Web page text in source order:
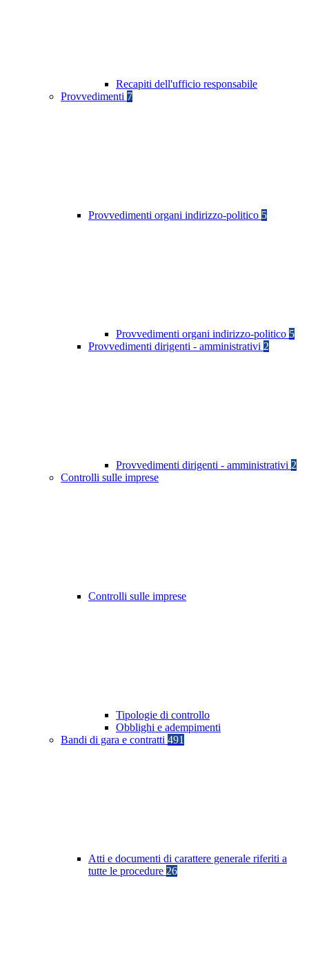
Recapiti dell'ufficio responsabile
Provvedimenti 7
Provvedimenti organi indirizzo-politico 5
Provvedimenti organi indirizzo-politico 5
Provvedimenti dirigenti - amministrativi 2
Provvedimenti dirigenti - amministrativi 2
Controlli sulle imprese
Controlli sulle imprese
Tipologie di controllo
Obblighi e adempimenti
Bandi di gara e contratti 491
Atti e documenti di carattere generale riferiti a
tutte le procedure 26